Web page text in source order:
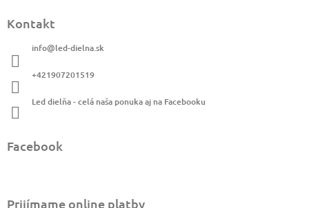
Kontakt
info@led-dielna.sk
+421907201519
Led dielňa - celá naša ponuka aj na Facebooku
Facebook
Prijímame online platby